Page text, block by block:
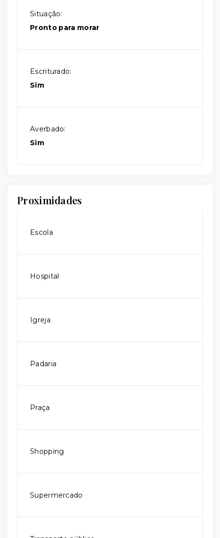
Situação:
Pronto para morar
Escriturado:
Sim
Averbado:
Sim
Proximidades
Escola
Hospital
Igreja
Padaria
Praça
Shopping
Supermercado